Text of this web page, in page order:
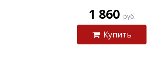
1 860 руб.
Купить